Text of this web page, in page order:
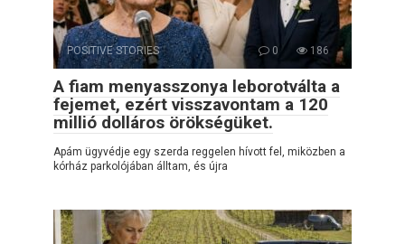
POSITIVE STORIES 0 186
A fiam menyasszonya leborotválta a
fejemet, ezért visszavontam a 120
millió dolláros örökségüket.
Apám ügyvédje egy szerda reggelen hívott fel, miközben a
kórház parkolójában álltam, és újra